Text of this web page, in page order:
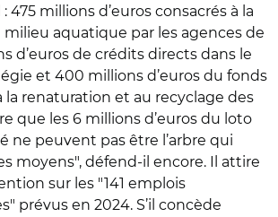
475 millions d’euros consacrés à la
aquatique par les agences de
d’euros de crédits directs dans le
et 400 millions d’euros du fonds
la renaturation et au recyclage des
que les 6 millions d’euros du loto
ne peuvent pas être l’arbre qui
moyens", défend-il encore. Il attire
sur les "141 emplois
prévus en 2024. S’il concède